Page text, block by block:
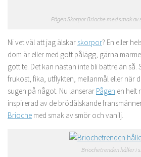
Pågen Skorpor Brioche med smak av
Ni vet väl att jag älskar skorpor? En eller
dom är eller med gott pålägg, gärna
gott te. Det kan nästan inte bli bättre än
frukost, fika, utflykten, mellanmål eller när
sugen på något. Nu lanserar Pågen en helt
inspirerad av de brödälskande
Brioche med smak av smör och vanilj.
Briochetrenden håller i